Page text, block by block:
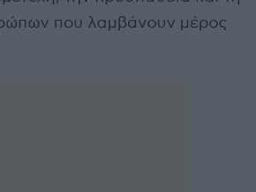
που λαμβάνουν μέρος